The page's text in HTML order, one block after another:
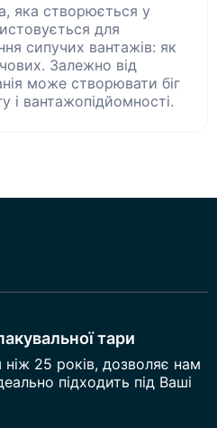
яка створюється у
для
сипучих вантажів: як
Залежно від
може створювати біг
і вантажопідйомності.
тари
25 років, дозволяє нам
підходить під Ваші